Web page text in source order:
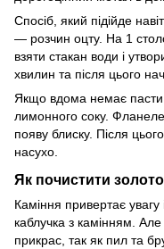
Спосіб, який підійде
— розчин оцту. На 1
взяти стакан води і
хвилин та після цього
Якщо вдома немає пасти
лимонного соку.
появу блиску. Після
насухо.
Як почистити
Каміння привертає увагу
каблучка з камінням.
прикрас, так як пил та